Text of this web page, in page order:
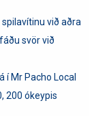
við aðra
svör við
í Mr Pacho Local
200 ókeypis